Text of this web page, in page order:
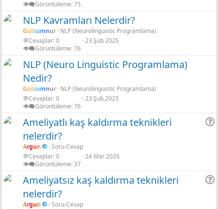
👁️‍🗨️Görüntüleme 75
NLP Kavramları Nelerdir?
Gulsumnur NLP (Neurolinguistic Programlama)
💬Cevaplar 0
👁️‍🗨️Görüntüleme 76
23 Şub 2025
NLP (Neuro Linguistic Programlama)
Nedir?
Gulsumnur NLP (Neurolinguistic Programlama)
💬Cevaplar 0
👁️‍🗨️Görüntüleme 76
23 Şub 2025
Ameliyatlı kaş kaldırma teknikleri
nelerdir?
Argun
Soru-Cevap
💬Cevaplar 0
👁️‍🗨️Görüntüleme 37
24 Mar 2026
Ameliyatsız kaş kaldırma teknikleri
nelerdir?
Argun
Soru-Cevap